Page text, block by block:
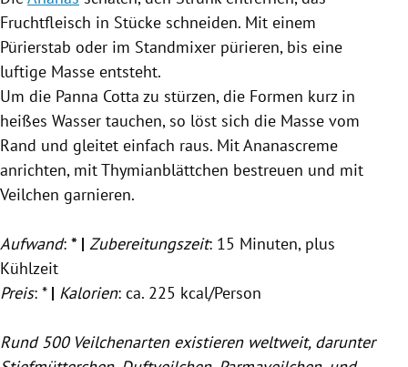
Fruchtfleisch in Stücke schneiden. Mit einem
Pürierstab oder im Standmixer pürieren, bis eine
luftige Masse entsteht.
Um die Panna Cotta zu stürzen, die Formen kurz in
heißes Wasser tauchen, so löst sich die Masse vom
Rand und gleitet einfach raus. Mit Ananascreme
anrichten, mit Thymianblättchen bestreuen und mit
Veilchen garnieren.
Aufwand: * | Zubereitungszeit: 15 Minuten, plus
Kühlzeit
Preis: * | Kalorien: ca. 225 kcal/Person
Rund 500 Veilchenarten existieren weltweit, darunter